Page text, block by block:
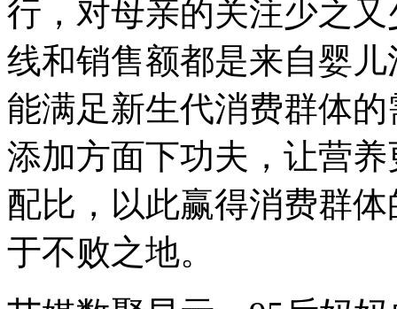
行，对母亲的关注少之
线和销售额都是来自婴
能满足新生代消费群体
添加方面下功夫，让营
配比，以此赢得消费群
于不败之地。